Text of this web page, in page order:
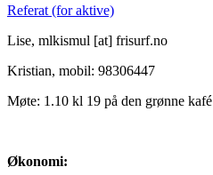
Referat (for aktive)
Lise, mlkismul [at] frisurf.no
Kristian, mobil: 98306447
Møte: 1.10 kl 19 på den grønne kafé
Økonomi: